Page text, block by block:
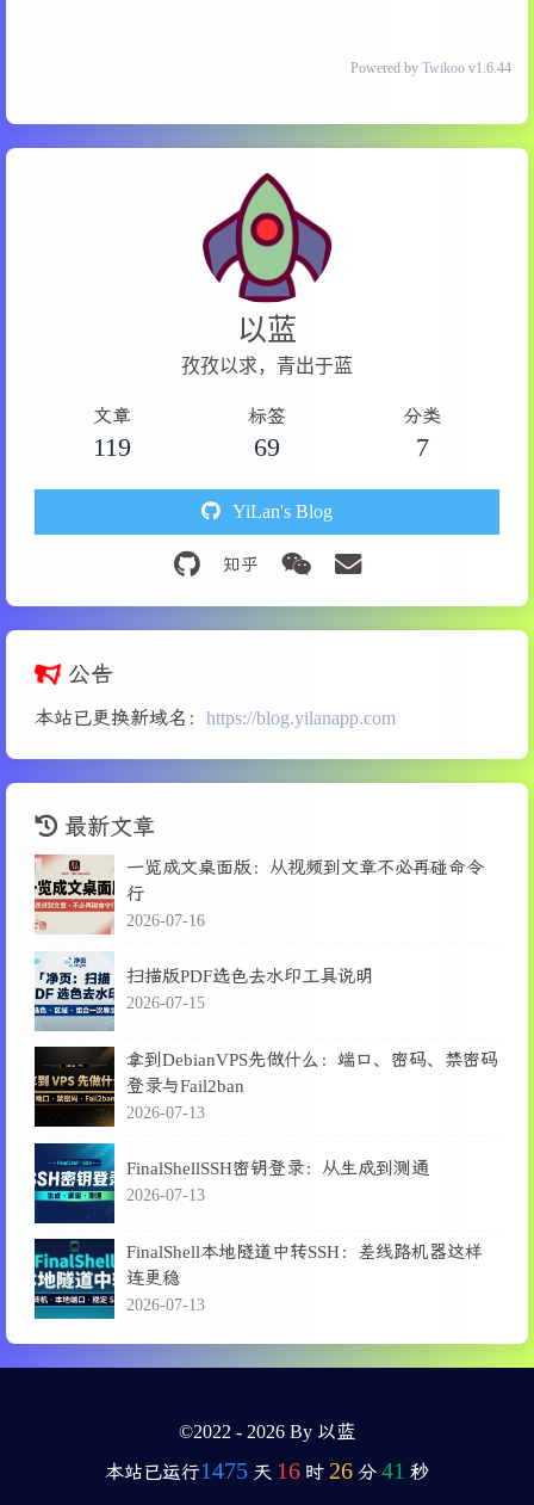
Powered by Twikoo v1.6.44
以蓝
孜孜以求，青出于蓝
文章
119
标签
69
分类
7
YiLan's Blog
公告
本站已更换新域名： https://blog.yilanapp.com
最新文章
一览成文桌面版：从视频到文章不必再碰命令
行
2026-07-16
扫描版PDF选色去水印工具说明
2026-07-15
拿到DebianVPS先做什么：端口、密码、禁密码
登录与Fail2ban
2026-07-13
FinalShellSSH密钥登录：从生成到测通
2026-07-13
FinalShell本地隧道中转SSH：差线路机器这样
连更稳
2026-07-13
©2022 - 2026 By 以蓝
本站已运行1475 天 16 时 26 分 42 秒